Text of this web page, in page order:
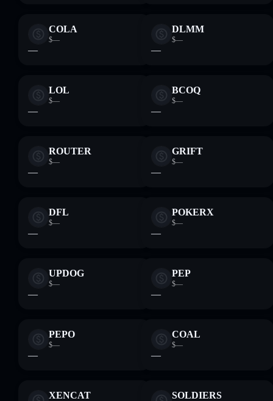
COLA
$—
—
DLMM
$—
—
LOL
$—
—
BCOQ
$—
—
ROUTER
$—
—
GRIFT
$—
—
DFL
$—
—
POKERX
$—
—
UPDOG
$—
—
PEP
$—
—
PEPO
$—
—
COAL
$—
—
XENCAT SOLDIERS